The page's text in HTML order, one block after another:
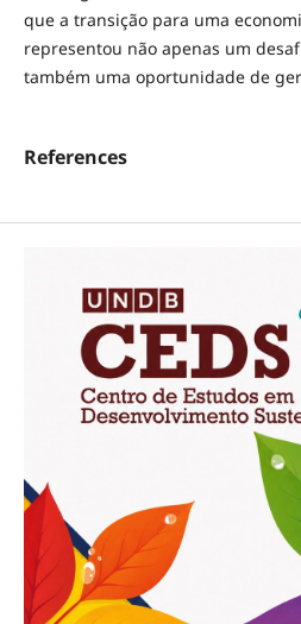
que a transição para uma
representou não apenas um
também uma oportunidade de
References